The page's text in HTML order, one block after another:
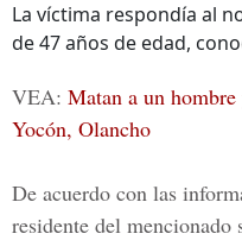
La víctima respondía al
de 47 años de edad,
VEA: Matan a un
Yocón, Olancho
De acuerdo con las
residente del mencionado